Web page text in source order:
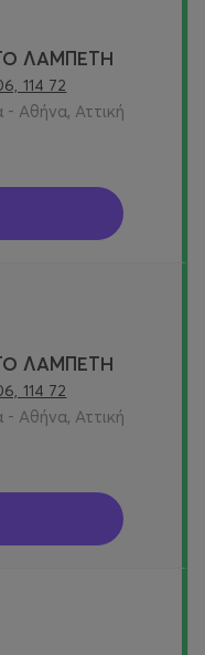
ΛΑΜΠΕΤΗ
114 72
Αθήνα, Αττική
ΛΑΜΠΕΤΗ
114 72
Αθήνα, Αττική